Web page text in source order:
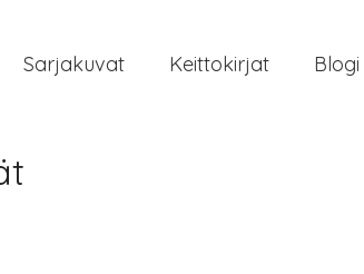
Sarjakuvat Keittokirjat Blogi